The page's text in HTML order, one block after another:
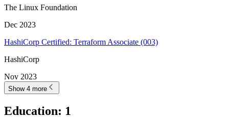
The Linux Foundation
Dec 2023
HashiCorp Certified: Terraform Associate (003)
HashiCorp
Nov 2023
Show 4 more
Education: 1